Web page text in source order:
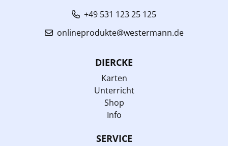
+49 531 123 25 125
onlineprodukte@westermann.de
DIERCKE
Karten
Unterricht
Shop
Info
SERVICE